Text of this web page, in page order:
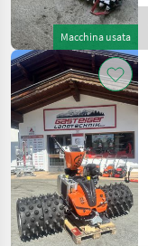
Macchina usata